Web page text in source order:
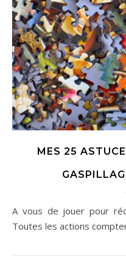
MES 25
A vous de jouer pour réduire le gaspillage alimentaire !
Toutes les actions